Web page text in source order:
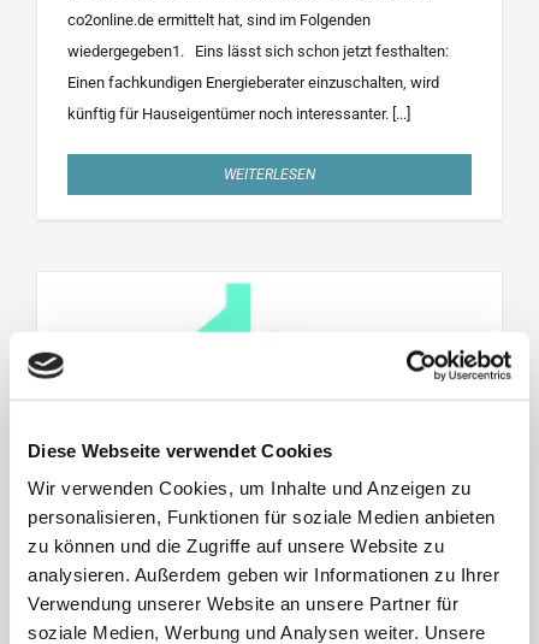
Diese Webseite verwendet Cookies
Wir verwenden Cookies, um Inhalte und Anzeigen zu
personalisieren, Funktionen für soziale Medien anbieten
zu können und die Zugriffe auf unsere Website zu
analysieren. Außerdem geben wir Informationen zu Ihrer
Verwendung unserer Website an unsere Partner für
soziale Medien, Werbung und Analysen weiter. Unsere
co2online.de ermittelt hat, sind im Folgenden
wiedergegeben1. Eins lässt sich schon jetzt festhalten:
Einen fachkundigen Energieberater einzuschalten, wird
künftig für Hauseigentümer noch interessanter. [...]
WEITERLESEN